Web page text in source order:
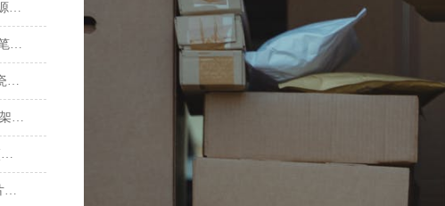
PATRON 成功協助瓦莱罗能源公司制定上锁挂牌系统
SLICE 2021全新纤细型安全笔刀10475和10476现已上架。
HEWER MultiCERA 安全陶瓷修边刀
让DYMO 为你制作专业的货架标签
PATRON上锁卦牌案例分析 (一) : 清洁印刷机滚筒
HEWER MultiCERA陶瓷刀片提高了各行业的切割应用